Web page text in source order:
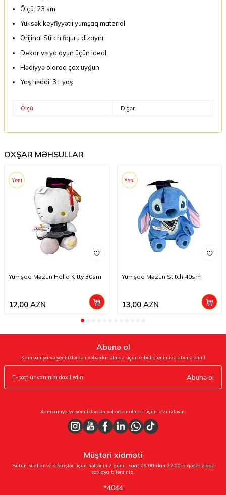
Ölçü: 23 sm
Yüksək keyfiyyətli yumşaq material
Orijinal Stitch fiquru dizaynı
Dekor və ya oyun üçün ideal
Hədiyyə olaraq çox uyğun
Yaş həddi: 3+ yaş
Ölçü Digər
OXŞAR MƏHSULLAR
Yeni
Yumşaq Məzun Hello Kitty 30sm
12,00 AZN
Yeni
Yumşaq Məzun Stitch 40sm
13,00AZN
Abunə ol
Kampaniya və yeniliklərdən xəbərdar olmaq üçün e-bülletenimizə abunə olun!
Abunə ol
Kampaniya və yeniliklərdən xəbərdar olmaq üçün bizi izləyin.
Müştəri xidməti
Bütün suallar və sifarişlər üçün həftənin 7 günü, saat 09:00-dan 22:00-a qədər əlaqə
saxlaya bilərsiniz.
*4044